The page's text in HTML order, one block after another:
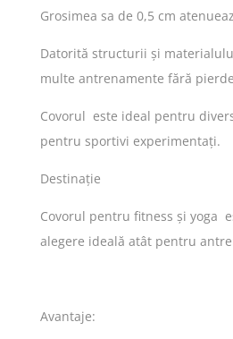
Grosimea sa de 0,5 cm
Datorită structurii și
multe antrenamente fără
Covorul este ideal pentru
pentru sportivi experimentați.
Destinație
Covorul pentru fitness și yoga
alegere ideală atât pentru
Avantaje: